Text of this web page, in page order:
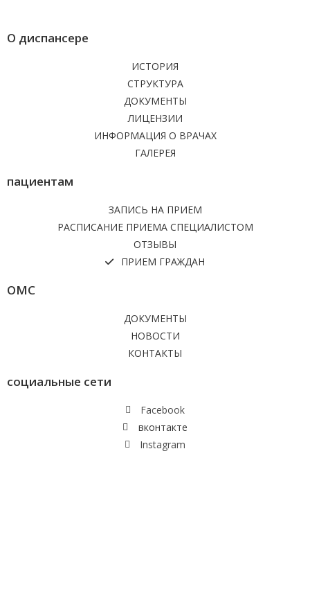
О диспансере
ИСТОРИЯ
СТРУКТУРА
ДОКУМЕНТЫ
ЛИЦЕНЗИИ
ИНФОРМАЦИЯ О ВРАЧАХ
ГАЛЕРЕЯ
пациентам
ЗАПИСЬ НА ПРИЕМ
РАСПИСАНИЕ ПРИЕМА СПЕЦИАЛИСТОМ
ОТЗЫВЫ
ПРИЕМ ГРАЖДАН
ОМС
ДОКУМЕНТЫ
НОВОСТИ
КОНТАКТЫ
социальные сети
Facebook
вконтакте
Instagram